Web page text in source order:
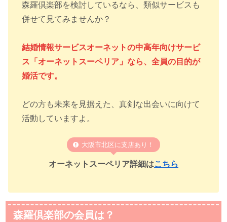
森羅倶楽部を検討しているなら、類似サービスも
併せて見てみませんか？
結婚情報サービスオーネットの中高年向けサービ
ス「オーネットスーペリア」なら、全員の目的が
婚活です。
どの方も未来を見据えた、真剣な出会いに向けて
活動していますよ。
大阪市北区に支店あり！
オーネットスーペリア詳細はこちら
森羅倶楽部の会員は？